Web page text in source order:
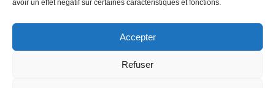
avoir un effet négatif sur certaines caractéristiques et fonctions.
Accepter
Refuser
Politique de témoins (CA)